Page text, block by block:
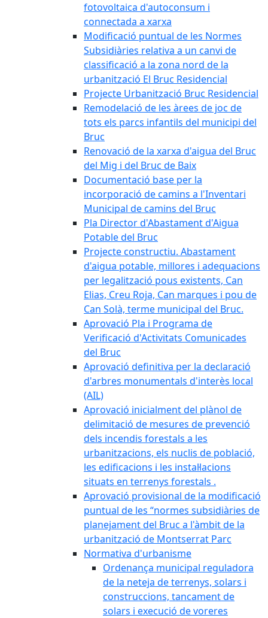
fotovoltaica d'autoconsum i
connectada a xarxa
Modificació puntual de les Normes
Subsidiàries relativa a un canvi de
classificació a la zona nord de la
urbanització El Bruc Residencial
Projecte Urbanització Bruc Residencial
Remodelació de les àrees de joc de
tots els parcs infantils del municipi del
Bruc
Renovació de la xarxa d'aigua del Bruc
del Mig i del Bruc de Baix
Documentació base per la
incorporació de camins a l'Inventari
Municipal de camins del Bruc
Pla Director d'Abastament d'Aigua
Potable del Bruc
Projecte constructiu. Abastament
d'aigua potable, millores i adequacions
per legalització pous existents, Can
Elias, Creu Roja, Can marques i pou de
Can Solà, terme municipal del Bruc.
Aprovació Pla i Programa de
Verificació d'Activitats Comunicades
del Bruc
Aprovació definitiva per la declaració
d'arbres monumentals d'interès local
(AIL)
Aprovació inicialment del plànol de
delimitació de mesures de prevenció
dels incendis forestals a les
urbanitzacions, els nuclis de població,
les edificacions i les instal·lacions
situats en terrenys forestals .
Aprovació provisional de la modificació
puntual de les “normes subsidiàries de
planejament del Bruc a l'àmbit de la
urbanització de Montserrat Parc
Normativa d'urbanisme
Ordenança municipal reguladora
de la neteja de terrenys, solars i
construccions, tancament de
solars i execució de voreres